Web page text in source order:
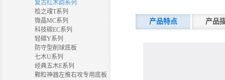
复古红木韵系列
桧之魂T系列
微晶MC系列
科技碳EC系列
轻碳Y系列
防守型削球底板
七木U系列
经典五木E系列
颗粒神器左推右攻专用底板
产品特点 产品